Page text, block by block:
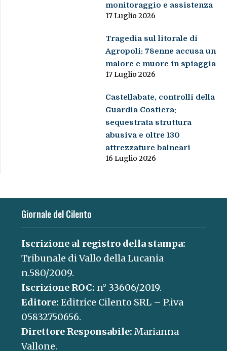
monitoraggio e assistenza
17 Luglio 2026
Tragedia sul litorale di
Agropoli: 78enne accusa un
malore e muore in spiaggia
17 Luglio 2026
Castellabate, controlli della
Guardia Costiera:
sequestrata struttura
abusiva e oltre 130
attrezzature balneari
16 Luglio 2026
Giornale del Cilento
Iscrizione al registro della stampa:
Tribunale di Vallo della Lucania
n.580/2009.
Iscrizione ROC: n° 33606/2019.
Editore: Editrice Cilento SRL – P.iva
05832750656.
Direttore Responsabile: Marianna
Vallone.